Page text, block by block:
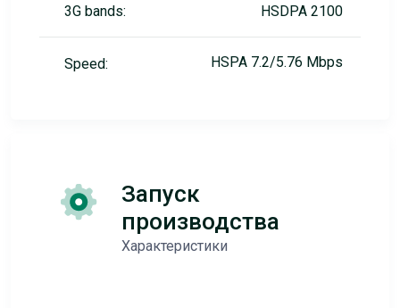
3G bands: HSDPA 2100
Speed: HSPA 7.2/5.76 Mbps
Запуск
производства
Характеристики